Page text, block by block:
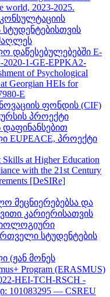
world, 2023-2025.
სტუდენტებისთვის
დაწესებულებებში E-
2020-1-GE-EPPKA2-
of Psychological
Georgian HEIs for
E
ფონდის (CIF)
პროექტი
EUPEACE, პროექტი
at Higher Education
with the 21st Century
[DeSIRe]
მეცნიერებებსა და
კარიერისათვის
სტუდენტების
(ჟან მონეს
Program (ERASMUS)
HEI-TCH-RSCH -
101083295 — CSREU